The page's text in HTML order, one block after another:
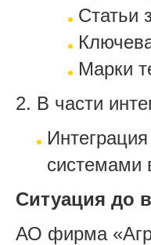
Статьи
Марки
2. В части
системами
Ситуация до
АО фирма